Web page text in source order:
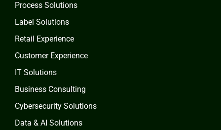
Process Solutions
Label Solutions
Retail Experience
Customer Experience
IT Solutions
Business Consulting
Cybersecurity Solutions
Data & AI Solutions